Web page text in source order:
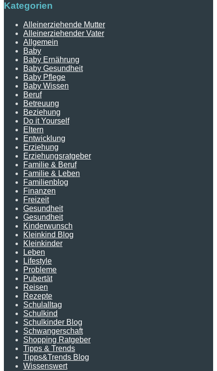
Kategorien
Alleinerziehende Mutter
Alleinerziehender Vater
Allgemein
Baby
Baby Ernährung
Baby Gesundheit
Baby Pflege
Baby Wissen
Beruf
Betreuung
Beziehung
Do it Yourself
Eltern
Entwicklung
Erziehung
Erziehungsratgeber
Familie & Beruf
Familie & Leben
Familienblog
Finanzen
Freizeit
Gesundheit
Gesundheit
Kinderwunsch
Kleinkind Blog
Kleinkinder
Leben
Lifestyle
Probleme
Pubertät
Reisen
Rezepte
Schulalltag
Schulkind
Schulkinder Blog
Schwangerschaft
Shopping Ratgeber
Tipps & Trends
Tipps&Trends Blog
Wissenswert